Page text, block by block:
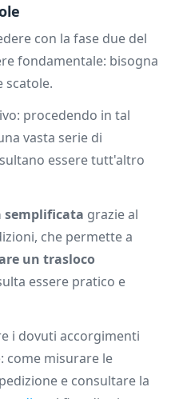
con la fase due del
fondamentale: bisogna
scatole.
procedendo in tal
vasta serie di
essere tutt'altro
semplificata grazie al
che permette a
un trasloco
essere pratico e
i dovuti accorgimenti
come misurare le
e consultare la